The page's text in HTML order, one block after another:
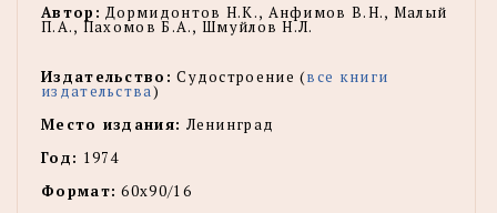
Автор: Дормидонтов Н.К., Анфимов В.Н., Малый
П.А., Пахомов Б.А., Шмуйлов Н.Л.
Издательство: Судостроение (все книги
издательства)
Место издания: Ленинград
Год: 1974
Формат: 60х90/16